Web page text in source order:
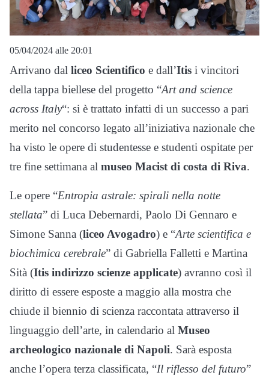
05/04/2024 alle 20:01
Arrivano dal liceo Scientifico e dall’Itis i vincitori
della tappa biellese del progetto “Art and science
across Italy“: si è trattato infatti di un successo a pari
merito nel concorso legato all’iniziativa nazionale che
ha visto le opere di studentesse e studenti ospitate per
tre fine settimana al museo Macist di costa di Riva.
Le opere “Entropia astrale: spirali nella notte
stellata” di Luca Debernardi, Paolo Di Gennaro e
Simone Sanna (liceo Avogadro) e “Arte scientifica e
biochimica cerebrale” di Gabriella Falletti e Martina
Sità (Itis indirizzo scienze applicate) avranno così il
diritto di essere esposte a maggio alla mostra che
chiude il biennio di scienza raccontata attraverso il
linguaggio dell’arte, in calendario al Museo
archeologico nazionale di Napoli. Sarà esposta
anche l’opera terza classificata, “Il riflesso del futuro”